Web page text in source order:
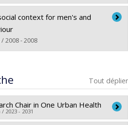
Papyrus
context for men's and
2008 - 2008
Papyrus
Tout déplier
Chair in One Urban Health
2023 - 2031